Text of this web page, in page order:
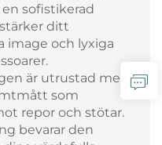
sofistikerad
ditt
image och lyxiga
är utrustad med
som
repor och stötar.
bevarar den